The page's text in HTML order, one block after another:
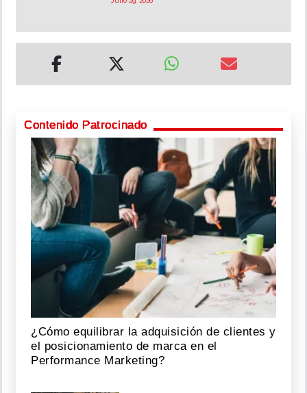
Contenido Patrocinado
¿Cómo equilibrar la adquisición de clientes y
el posicionamiento de marca en el
Performance Marketing?